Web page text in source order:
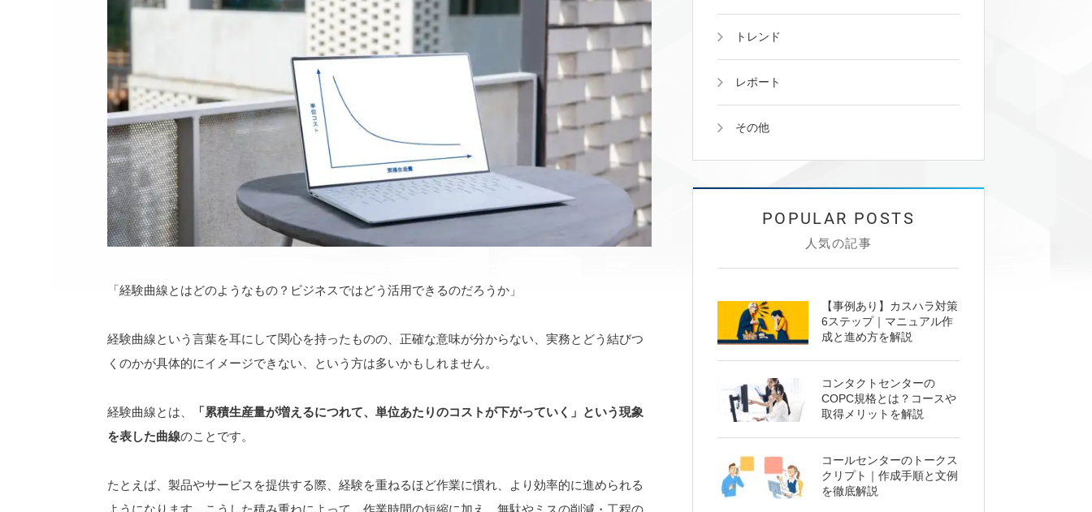
「経験曲線とはどのようなもの？ビジネスではどう活用できるのだろうか」
経験曲線という言葉を耳にして関心を持ったものの、正確な意味が分からない、実務とどう結びつ
くのかが具体的にイメージできない、という方は多いかもしれません。
経験曲線とは、
「累積生産量が増えるにつれて、単位あたりのコストが下がっていく」という現象
を表した曲線のことです。
たとえば、製品やサービスを提供する際、経験を重ねるほど作業に慣れ、より効率的に進められる
ようになります。こうした積み重ねによって、作業時間の短縮に加え、無駄やミスの削減・工程の
トレンド
レポート
その他
人気の記事
【事例あり】カスハラ対策
6ステップ｜マニュアル作
成と進め方を解説
コンタクトセンターの
COPC規格とは？コースや
取得メリットを解説
コールセンターのトークス
クリプト｜作成手順と文例
を徹底解説